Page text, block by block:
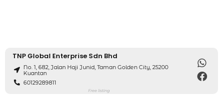
TNP Global Enterprise Sdn Bhd
No. 1, 682, Jalan Haji Junid, Taman Golden City, 25200
Kuantan
60129289811
Free listing